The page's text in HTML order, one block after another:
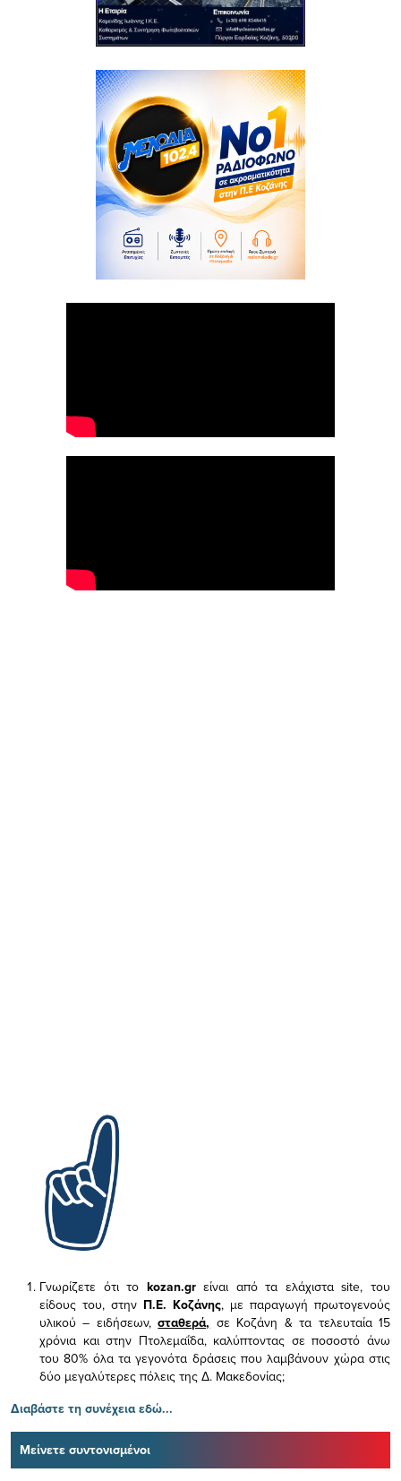
Γνωρίζετε ότι το kozan.gr είναι από τα ελάχισταsite, του
είδους του, στην Π.Ε. Κοζάνης, με παραγωγή πρωτογενούς
υλικού – ειδήσεων,σταθερά, σε Κοζάνη & τα τελευταία 15
χρόνια και στην Πτολεμαΐδα, καλύπτοντας σε ποσοστό άνω
του 80% όλα τα γεγονότα δράσεις που λαμβάνουν χώρα στις
δύο μεγαλύτερες πόλεις της Δ. Μακεδονίας;
Διαβάστε τη συνέχεια εδώ...
Μείνετε συντονισμένοι